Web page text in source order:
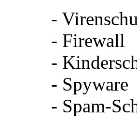
-
- Firewall
-
- Spyware
- Spam-